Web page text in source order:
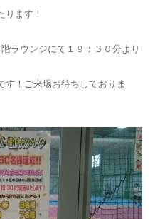
ます！
ラウンジにて１９：３０分より
す！ご来場お待ちしておりま